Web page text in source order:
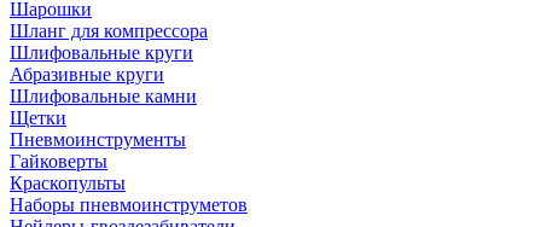
Шарошки
Шланг для компрессора
Шлифовальные круги
Абразивные круги
Шлифовальные камни
Щетки
Пневмоинструменты
Гайковерты
Краскопульты
Наборы пневмоинструметов